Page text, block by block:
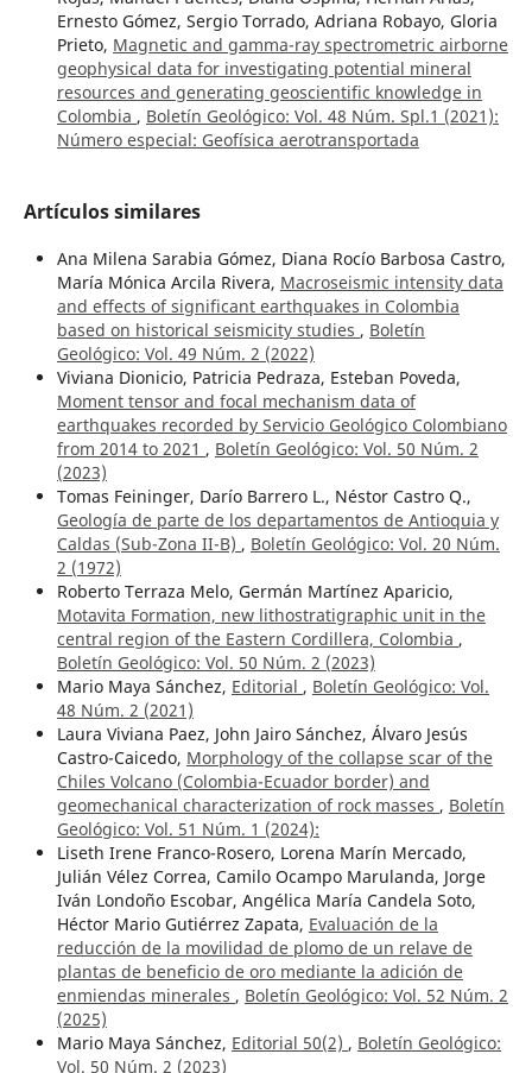
Ernesto Gómez, Sergio Torrado, Adriana Robayo, Gloria
Prieto, Magnetic and gamma-ray spectrometric airborne
geophysical data for investigating potential mineral
resources and generating geoscientific knowledge in
Colombia , Boletín Geológico: Vol. 48 Núm. Spl.1 (2021):
Número especial: Geofísica aerotransportada
Artículos similares
Ana Milena Sarabia Gómez, Diana Rocío Barbosa Castro,
María Mónica Arcila Rivera, Macroseismic intensity data
and effects of significant earthquakes in Colombia
based on historical seismicity studies , Boletín
Geológico: Vol. 49 Núm. 2 (2022)
Viviana Dionicio, Patricia Pedraza, Esteban Poveda,
Moment tensor and focal mechanism data of
earthquakes recorded by Servicio Geológico Colombiano
from 2014 to 2021 , Boletín Geológico: Vol. 50 Núm. 2
(2023)
Tomas Feininger, Darío Barrero L., Néstor Castro Q.,
Geología de parte de los departamentos de Antioquia y
Caldas (Sub-Zona II-B) , Boletín Geológico: Vol. 20 Núm.
2 (1972)
Roberto Terraza Melo, Germán Martínez Aparicio,
Motavita Formation, new lithostratigraphic unit in the
central region of the Eastern Cordillera, Colombia ,
Boletín Geológico: Vol. 50 Núm. 2 (2023)
Mario Maya Sánchez, Editorial , Boletín Geológico: Vol.
48 Núm. 2 (2021)
Laura Viviana Paez, John Jairo Sánchez, Álvaro Jesús
Castro-Caicedo, Morphology of the collapse scar of the
Chiles Volcano (Colombia-Ecuador border) and
geomechanical characterization of rock masses , Boletín
Geológico: Vol. 51 Núm. 1 (2024):
Liseth Irene Franco-Rosero, Lorena Marín Mercado,
Julián Vélez Correa, Camilo Ocampo Marulanda, Jorge
Iván Londoño Escobar, Angélica María Candela Soto,
Héctor Mario Gutiérrez Zapata, Evaluación de la
reducción de la movilidad de plomo de un relave de
plantas de beneficio de oro mediante la adición de
enmiendas minerales , Boletín Geológico: Vol. 52 Núm. 2
(2025)
Mario Maya Sánchez, Editorial 50(2) , Boletín Geológico:
Vol. 50 Núm. 2 (2023)